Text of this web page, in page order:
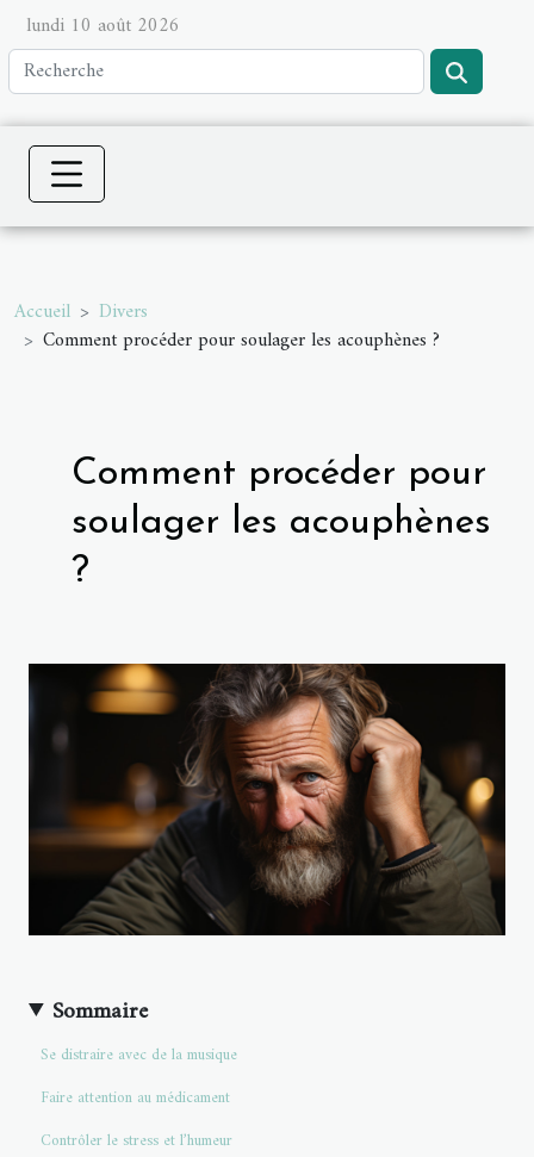
lundi 10 août 2026
Accueil
Divers
Comment procéder pour soulager les acouphènes ?
Comment procéder pour
soulager les acouphènes
?
Sommaire
Se distraire avec de la musique
Faire attention au médicament
Contrôler le stress et l’humeur